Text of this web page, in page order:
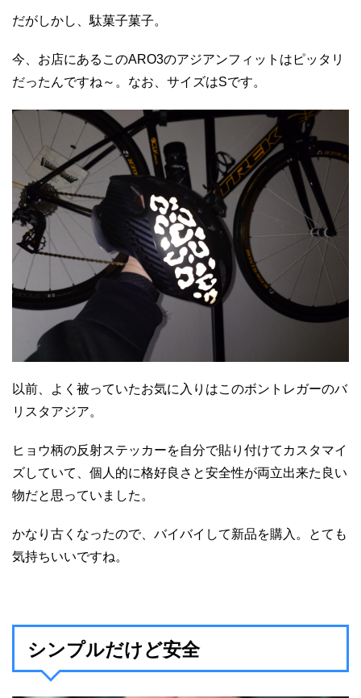
だがしかし、駄菓子菓子。
今、お店にあるこのARO3のアジアンフィットはピッタリ
だったんですね～。なお、サイズはSです。
以前、よく被っていたお気に入りはこのボントレガーのバ
リスタアジア。
ヒョウ柄の反射ステッカーを自分で貼り付けてカスタマイ
ズしていて、個人的に格好良さと安全性が両立出来た良い
物だと思っていました。
かなり古くなったので、バイバイして新品を購入。とても
気持ちいいですね。
シンプルだけど安全